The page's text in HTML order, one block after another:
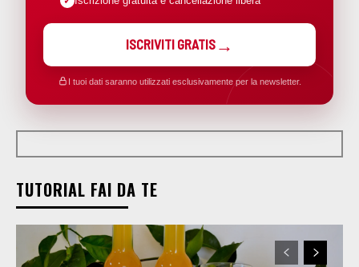
ISCRIVITI GRATIS
I tuoi dati saranno utilizzati esclusivamente per la newsletter.
TUTORIAL FAI DA TE